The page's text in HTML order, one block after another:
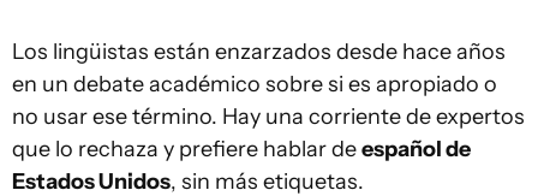
Los lingüistas están enzarzados desde hace años
en un debate académico sobre si es apropiado o
no usar ese término. Hay una corriente de expertos
que lo rechaza y prefiere hablar deespañol de
Estados Unidos, sin más etiquetas.